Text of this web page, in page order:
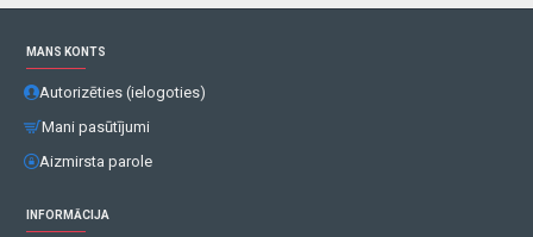
MANS KONTS
Autorizēties (ielogoties)
Mani pasūtījumi
Aizmirsta parole
INFORMĀCIJA